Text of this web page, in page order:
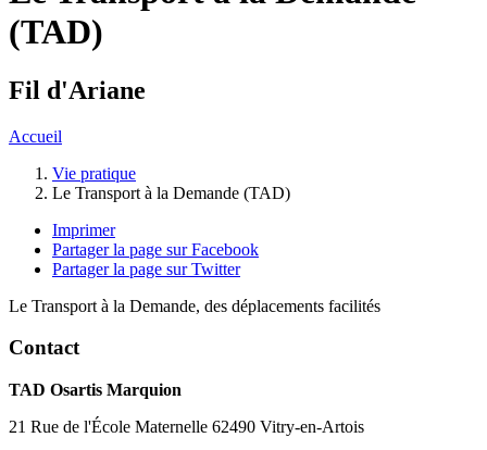
(TAD)
Fil d'Ariane
Accueil
Vie pratique
Le Transport à la Demande (TAD)
Imprimer
Partager la page sur Facebook
Partager la page sur Twitter
Le Transport à la Demande, des déplacements facilités
Contact
TAD Osartis Marquion
21 Rue de l'École Maternelle 62490 Vitry-en-Artois